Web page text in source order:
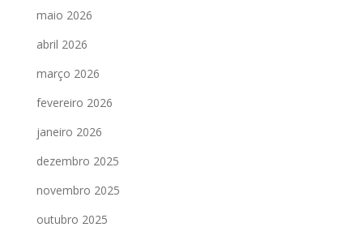
maio 2026
abril 2026
março 2026
fevereiro 2026
janeiro 2026
dezembro 2025
novembro 2025
outubro 2025